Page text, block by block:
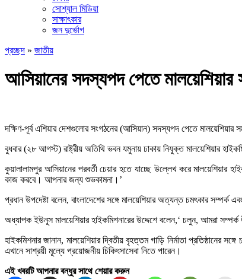
সোশ্যাল মিডিয়া
সাক্ষাৎকার
জন দুর্ভোগ
প্রচ্ছদ » জাতীয়
আসিয়ানের সদস্যপদ পেতে মালয়েশিয়ার
দক্ষিণ-পূর্ব এশিয়ার দেশগুলোর সংগঠনের (আসিয়ান) সদস্যপদ পেতে মালয়েশিয়ার
বুধবার (২৮ আগস্ট) রাষ্ট্রীয় অতিথি ভবন যমুনায় ঢাকায় নিযুক্ত মালয়েশিয়ার
কুয়ালালামপুর আসিয়ানের পরবর্তী চেয়ার হতে যাচ্ছে উল্লেখ করে মালয়েশিয়ার
কাজ করবে। আপনার জন্য শুভকামনা।’
প্রধান উপদেষ্টা বলেন, বাংলাদেশের সঙ্গে মালয়েশিয়ার অত্যন্ত চমৎকার সম্পর্ক
অধ্যাপক ইউনূস মালয়েশিয়ার হাইকমিশনারের উদ্দেশে বলেন,‘ চলুন, আমরা সম্পর্ক
হাইকমিশনার জানান, মালয়েশিয়ার দ্বিতীয় বৃহত্তম গাড়ি নির্মাতা
এখানে সাশ্রয়ী মূল্যে প্রয়োজনীয় চিকিৎসাসেবা নিতে পারেন।
এই খবরটি আপনার বন্ধুর সাথে শেয়ার করুন